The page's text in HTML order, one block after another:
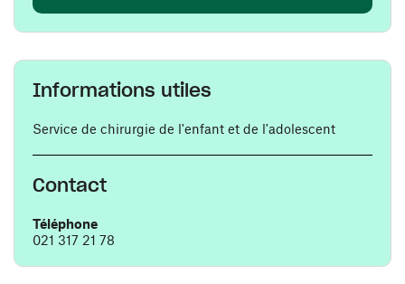
Informations utiles
Service de chirurgie de l'enfant et de l'adolescent
Contact
Téléphone
021 317 21 78